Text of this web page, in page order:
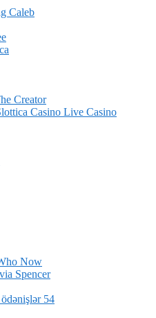
Caleb
Creator
Casino Live Casino
Now
Spencer
54